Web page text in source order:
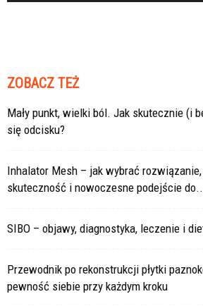
ZOBACZ TEŻ
Mały punkt, wielki ból. Jak skutecznie (i
się odcisku?
Inhalator Mesh – jak wybrać rozwiązanie,
skuteczność i nowoczesne podejście
SIBO – objawy, diagnostyka, leczenie i
Przewodnik po rekonstrukcji płytki
pewność siebie przy każdym kroku